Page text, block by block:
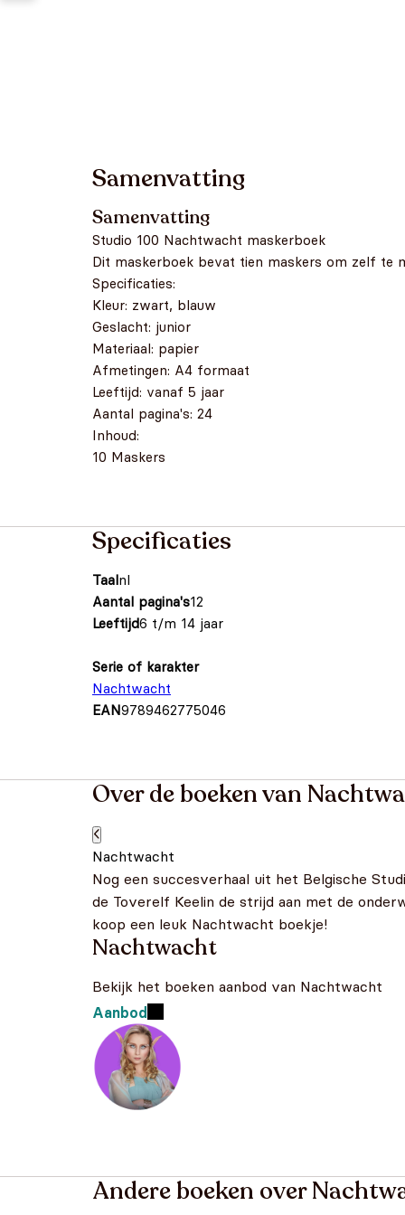
Samenvatting
Samenvatting
Studio 100 Nachtwacht maskerboek
Dit maskerboek bevat tien maskers om zelf te
Specificaties:
Kleur: zwart, blauw
Geslacht: junior
Materiaal: papier
Afmetingen: A4 formaat
Leeftijd: vanaf 5 jaar
Aantal pagina's: 24
Inhoud:
10 Maskers
Specificaties
Taalnl
Aantal pagina's12
Leeftijd6 t/m 14 jaar
Serie of karakter
Nachtwacht
EAN9789462775046
Over de boeken van
Nachtwacht
Nog een succesverhaal uit het Belgische
de Toverelf Keelin de strijd aan met de
koop een leuk Nachtwacht boekje!
Nachtwacht
Bekijk het boeken aanbod van Nachtwacht
Aanbod
Andere boeken over